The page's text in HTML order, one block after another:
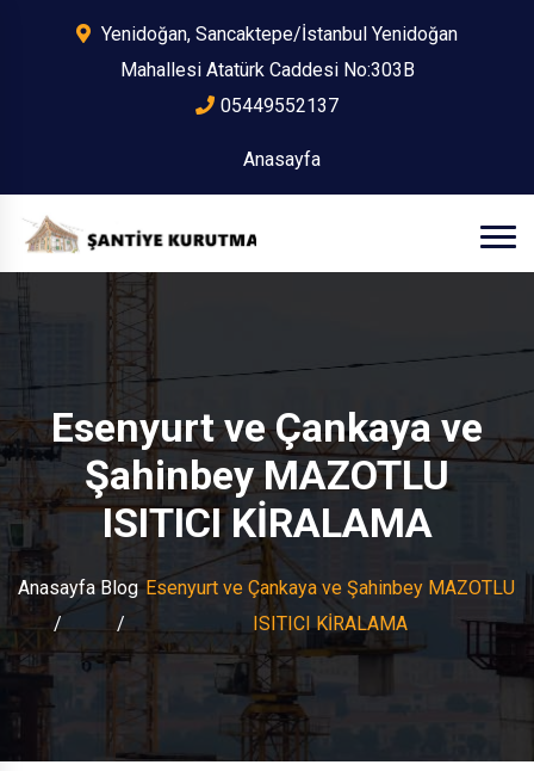
Yenidoğan, Sancaktepe/İstanbul Yenidoğan
Mahallesi Atatürk Caddesi No:303B
05449552137
Anasayfa
Esenyurt ve Çankaya ve
Şahinbey MAZOTLU
ISITICI KİRALAMA
Anasayfa Blog Esenyurt ve Çankaya ve Şahinbey MAZOTLU
ISITICI KİRALAMA